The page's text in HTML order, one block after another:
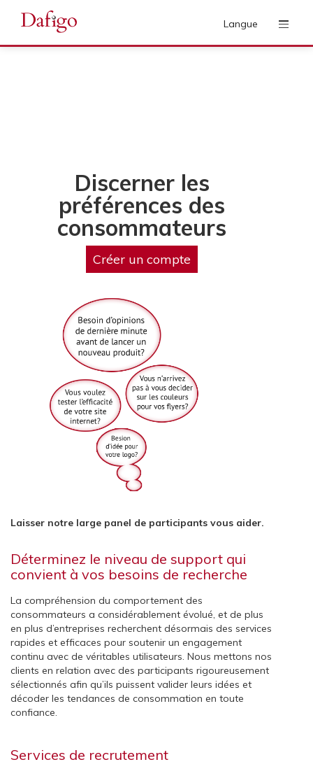
Langue
Discerner les
préférences des
consommateurs
Créer un compte
Laisser notre large panel de participants vous aider.
Déterminez le niveau de support qui
convient à vos besoins de recherche
La compréhension du comportement des
consommateurs a considérablement évolué, et de plus
en plus d’entreprises recherchent désormais des services
rapides et efficaces pour soutenir un engagement
continu avec de véritables utilisateurs. Nous mettons nos
clients en relation avec des participants rigoureusement
sélectionnés afin qu’ils puissent valider leurs idées et
décoder les tendances de consommation en toute
confiance.
Services de recrutement